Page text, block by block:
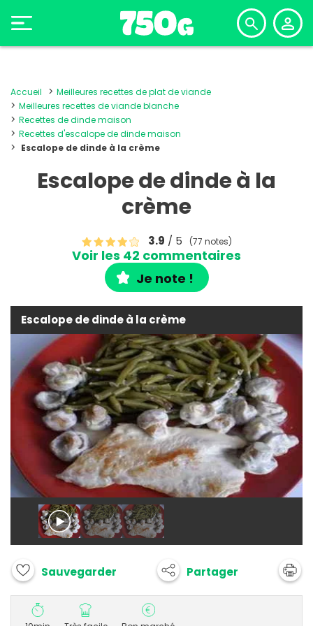
Accueil
Meilleures recettes de plat de viande
Meilleures recettes de viande blanche
Recettes de dinde maison
Recettes d'escalope de dinde maison
Escalope de dinde à la crème
Escalope de dinde à la
crème
3.9 / 5 (77 notes)
Voir les 42 commentaires
Je note !
Escalope de dinde à la crème
Sauvegarder Partager